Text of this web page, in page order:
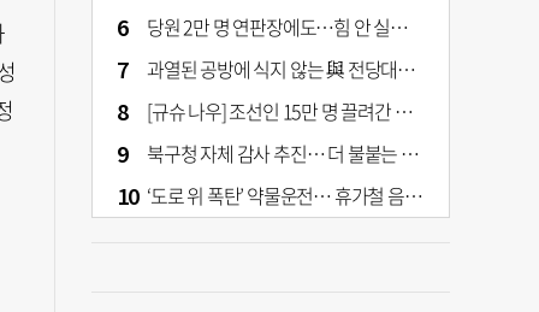
당원 2만 명 연판장에도…힘 안 실리는 ‘장동혁 사퇴’ 공세
과열된 공방에 식지 않는 與 전당대회… 호남·수도권 집중하는 후보들
[규슈 나우] 조선인 15만 명 끌려간 치쿠호 탄광… 대를 이은 진실 캐기
북구청 자체 감사 추진… 더 불붙는 북구 신청사 갈등
‘도로 위 폭탄’ 약물운전… 휴가철 음주와 병행 단속 [교통안전, 시민이 만든다]